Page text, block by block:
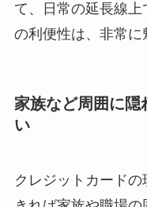
て、日常の延長線
の利便性は、非常に
家族など周囲に隠
い
クレジットカード